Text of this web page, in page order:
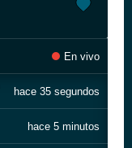
En vivo
hace 35 segundos
hace 5 minutos